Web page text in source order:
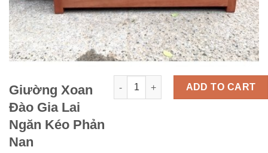
Giường Xoan
Đào Gia Lai
Ngăn Kéo Phản
Nan
Giường Xoan Đào Gia Lai Ngăn Kéo
ADD TO CART